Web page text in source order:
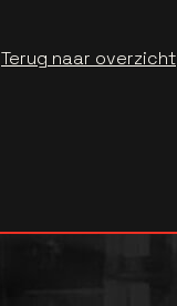
Terug naar overzicht